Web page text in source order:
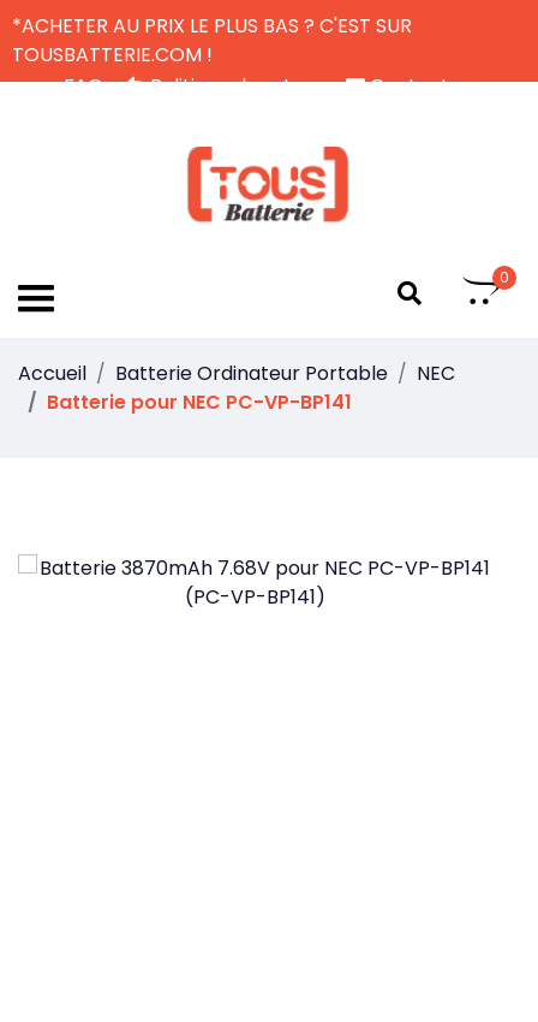
*ACHETER AU PRIX LE PLUS BAS ? C'EST SUR
TOUSBATTERIE.COM !
FAQ
Politique de retour
Contactez-nous
0
Accueil Batterie Ordinateur Portable
NEC
Batterie pour NEC PC-VP-BP141